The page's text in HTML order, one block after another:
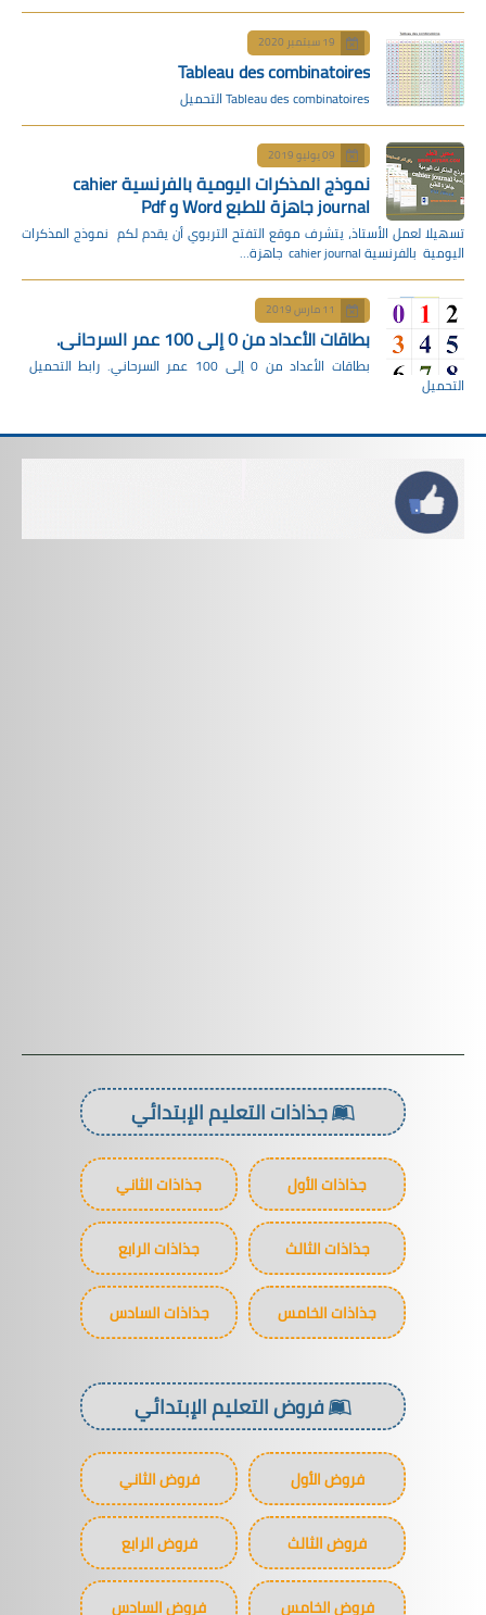
19 سبتمبر 2020
Tableau des combinatoires
Tableau des combinatoires التحميل
09 يوليو 2019
نموذج المذكرات اليومية بالفرنسية cahier
journal جاهزة للطبع Word و Pdf
تسهيلا لعمل الأستاذ، يتشرف موقع التفتح التربوي أن يقدم لكم نموذج المذكرات
اليومية بالفرنسية cahier journal جاهزة…
11 مارس 2019
بطاقات الأعداد من 0 إلى 100 عمر السرحاني.
بطاقات الأعداد من 0 إلى 100 عمر السرحاني. رابط التحميل
التحميل
جذاذات التعليم الإبتدائي
جذاذات الأول جذاذات الثاني
جذاذات الثالث جذاذات الرابع
جذاذات الخامس جذاذات السادس
فروض التعليم الإبتدائي
فروض الأول فروض الثاني
فروض الثالث فروض الرابع
فروض الخامس فروض السادس